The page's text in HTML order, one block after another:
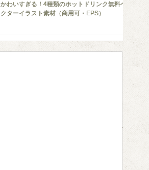
かわいすぎる！4種類のホットドリンク無料ベ
クターイラスト素材（商用可・EPS）